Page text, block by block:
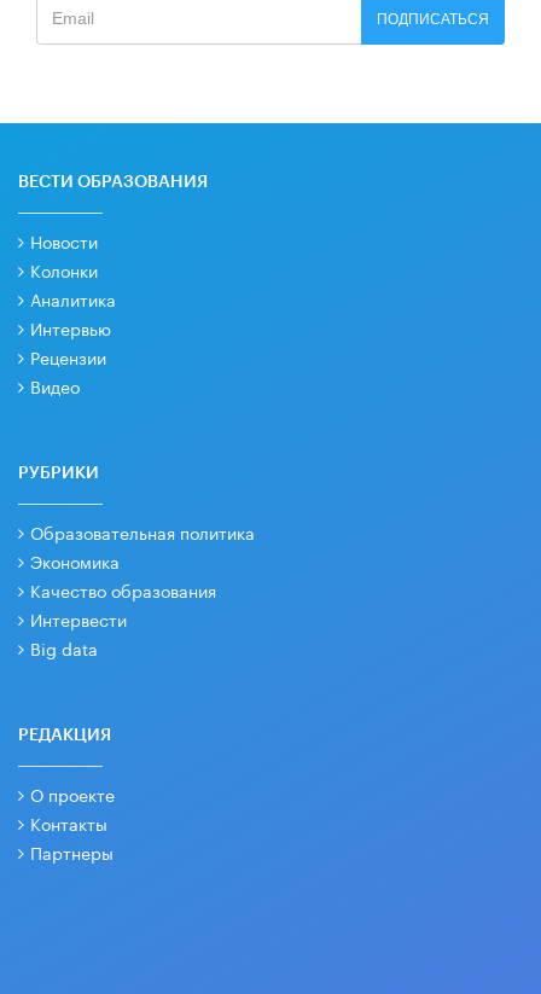
ПОДПИСАТЬСЯ
ВЕСТИ ОБРАЗОВАНИЯ
Новости
Колонки
Аналитика
Интервью
Рецензии
Видео
РУБРИКИ
Образовательная политика
Экономика
Качество образования
Интервести
Big data
РЕДАКЦИЯ
О проекте
Контакты
Партнеры